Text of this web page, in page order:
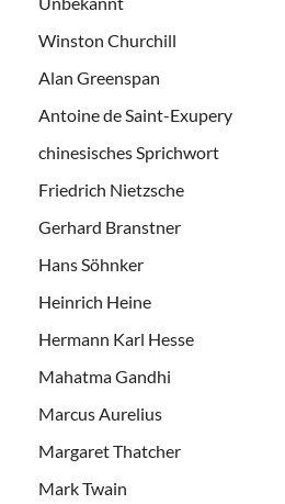
Winston Churchill
Alan Greenspan
Antoine de Saint-Exupery
chinesisches Sprichwort
Friedrich Nietzsche
Gerhard Branstner
Hans Söhnker
Heinrich Heine
Hermann Karl Hesse
Mahatma Gandhi
Marcus Aurelius
Margaret Thatcher
Mark Twain